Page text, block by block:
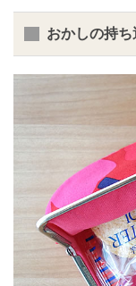
おかしの持ち